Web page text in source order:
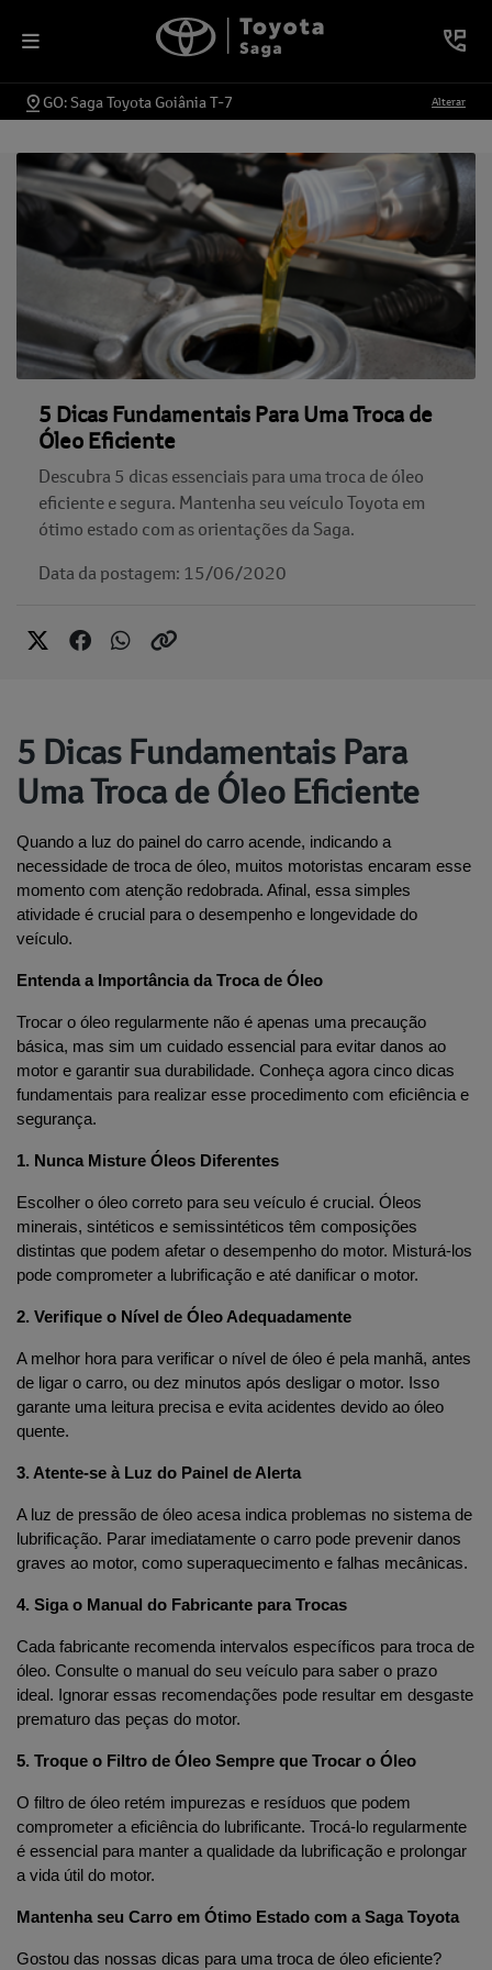
GO: Saga Toyota Goiânia T-7 Alterar
5 Dicas Fundamentais Para Uma Troca de
Óleo Eficiente
Descubra 5 dicas essenciais para uma troca de óleo
eficiente e segura. Mantenha seu veículo Toyota em
ótimo estado com as orientações da Saga.
Data da postagem: 15/06/2020
5 Dicas Fundamentais Para
Uma Troca de Óleo Eficiente
Quando a luz do painel do carro acende, indicando a
necessidade de troca de óleo, muitos motoristas encaram esse
momento com atenção redobrada. Afinal, essa simples
atividade é crucial para o desempenho e longevidade do
veículo.
Entenda a Importância da Troca de Óleo
Trocar o óleo regularmente não é apenas uma precaução
básica, mas sim um cuidado essencial para evitar danos ao
motor e garantir sua durabilidade. Conheça agora cinco dicas
fundamentais para realizar esse procedimento com eficiência e
segurança.
1. Nunca Misture Óleos Diferentes
Escolher o óleo correto para seu veículo é crucial. Óleos
minerais, sintéticos e semissintéticos têm composições
distintas que podem afetar o desempenho do motor. Misturá-los
pode comprometer a lubrificação e até danificar o motor.
2. Verifique o Nível de Óleo Adequadamente
A melhor hora para verificar o nível de óleo é pela manhã, antes
de ligar o carro, ou dez minutos após desligar o motor. Isso
garante uma leitura precisa e evita acidentes devido ao óleo
quente.
3. Atente-se à Luz do Painel de Alerta
A luz de pressão de óleo acesa indica problemas no sistema de
lubrificação. Parar imediatamente o carro pode prevenir danos
graves ao motor, como superaquecimento e falhas mecânicas.
4. Siga o Manual do Fabricante para Trocas
Cada fabricante recomenda intervalos específicos para troca de
óleo. Consulte o manual do seu veículo para saber o prazo
ideal. Ignorar essas recomendações pode resultar em desgaste
prematuro das peças do motor.
5. Troque o Filtro de Óleo Sempre que Trocar o Óleo
O filtro de óleo retém impurezas e resíduos que podem
comprometer a eficiência do lubrificante. Trocá-lo regularmente
é essencial para manter a qualidade da lubrificação e prolongar
a vida útil do motor.
Mantenha seu Carro em Ótimo Estado com a Saga Toyota
Gostou das nossas dicas para uma troca de óleo eficiente?